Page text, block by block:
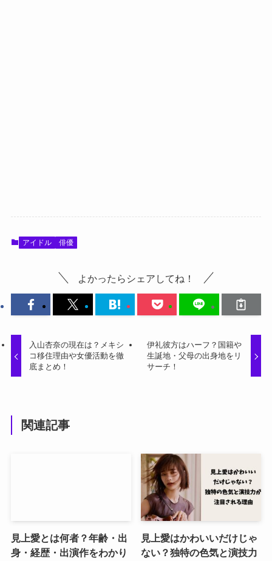
アイドル 俳優
よかったらシェアしてね！
入山杏奈の現在は？メキシ
コ移住理由や女優活動を徹
底まとめ！
伊礼彼方はハーフ？国籍や
生誕地・父母の出身地をリ
サーチ！
関連記事
見上愛とは何者？年齢・出
身・経歴・出演作をわかり
見上愛はかわいいだけじゃ
ない？独特の色気と演技力